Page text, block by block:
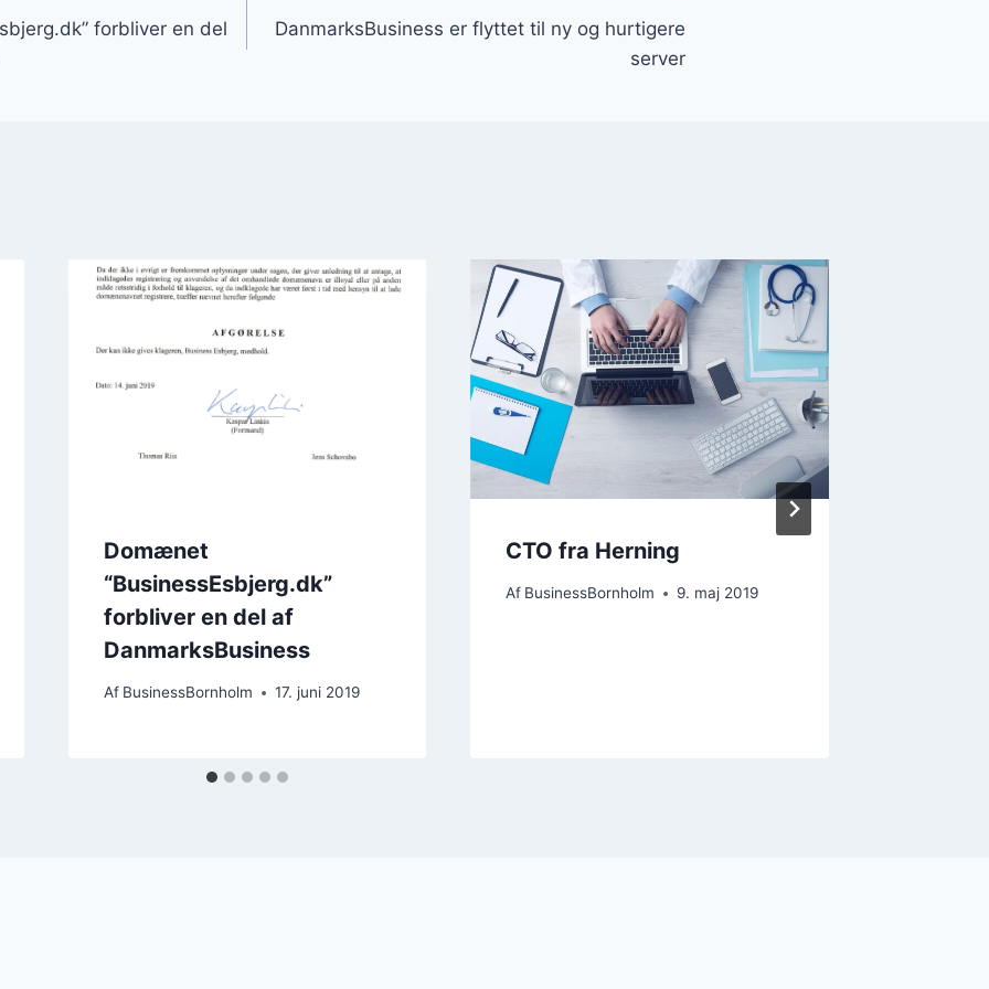
forbliver en del
DanmarksBusiness er flyttet til ny og hurtigere
server
Domænet
“BusinessEsbjerg.dk”
forbliver en del af
DanmarksBusiness
Af BusinessBornholm 17. juni 2019
CTO fra Herning
Af BusinessBornholm 9. maj 2019